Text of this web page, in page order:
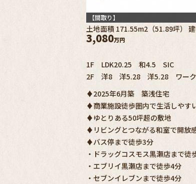
【間取り】
土地面積 171.55m2（51.89坪）
3,080万円
1F LDK20.25 和4.5 SIC
2F 洋8 洋5.28 洋5.28 ワーク
♦2025年6月築 築浅住宅
♦商業施設徒歩圏内で生活しやす
♦ゆとりある50坪超の敷地
♦リビングとつながる和室で開放
♦バス停まで徒歩3分
・ドラッグコスモス黒瀬店まで徒
・エブリイ黒瀬店まで徒歩4分
・セブンイレブンまで徒歩4分